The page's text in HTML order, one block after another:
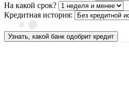
На какой срок?
Кредитная история:
Узнать, какой банк одобрит кредит